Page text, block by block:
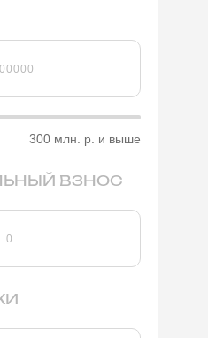
300 млн. р. и выше
ВЗНОС